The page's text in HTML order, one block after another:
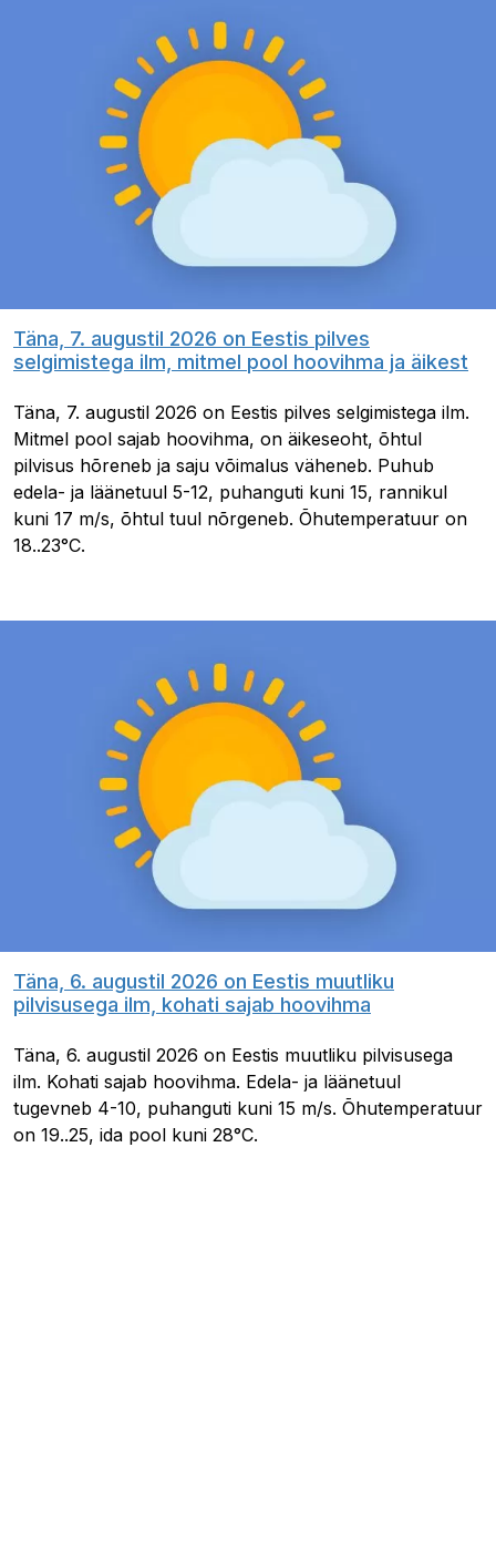
Täna, 7. augustil 2026 on Eestis pilves
selgimistega ilm, mitmel pool hoovihma ja äikest
Täna, 7. augustil 2026 on Eestis pilves selgimistega ilm.
Mitmel pool sajab hoovihma, on äikeseoht, õhtul
pilvisus hõreneb ja saju võimalus väheneb. Puhub
edela- ja läänetuul 5-12, puhanguti kuni 15, rannikul
kuni 17 m/s, õhtul tuul nõrgeneb. Õhutemperatuur on
18..23°C.
Täna, 6. augustil 2026 on Eestis muutliku
pilvisusega ilm, kohati sajab hoovihma
Täna, 6. augustil 2026 on Eestis muutliku pilvisusega
ilm. Kohati sajab hoovihma. Edela- ja läänetuul
tugevneb 4-10, puhanguti kuni 15 m/s. Õhutemperatuur
on 19..25, ida pool kuni 28°C.